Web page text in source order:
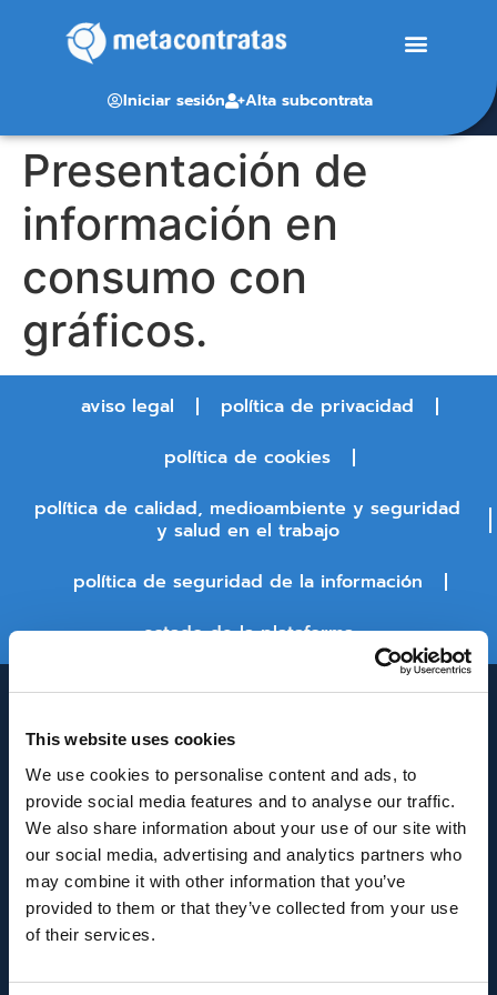
This website uses cookies
We use cookies to personalise content and ads, to
provide social media features and to analyse our traffic.
We also share information about your use of our site with
our social media, advertising and analytics partners who
may combine it with other information that you’ve
provided to them or that they’ve collected from your use
of their services.
Iniciar sesión Alta subcontrata
Presentación de
información en
consumo con
gráficos.
aviso legal
política de privacidad
política de cookies
política de calidad, medioambiente y seguridad
y salud en el trabajo
política de seguridad de la información
estado de la plataforma
INNOVACIÓN Y DESARROLLO DE ANDALUCÍA
IDEA